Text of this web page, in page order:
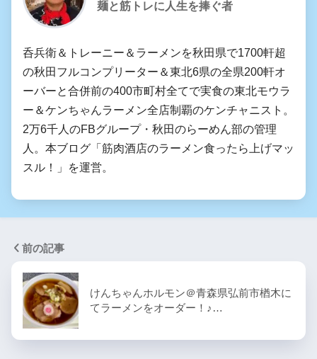
麺と筋トレに人生を捧ぐ者
呑兵衛＆トレーニー＆ラーメンを秋田県で1700軒超
の秋田フルコンプリーター＆東北6県の全県200軒オ
ーバーと合併前の400市町村全てで実食の東北モウラ
ー＆ケンちゃんラーメン全店制覇のケンチャニスト。
2万6千人のFBグループ・秋田のらーめん部の管理
人。本ブログ「筋肉酒店のラーメン食ったら上げマッ
スル！」を運営。
前の記事
けんちゃんホルモン＠青森県弘前市楢木に
てラーメンをオーダー！♪…